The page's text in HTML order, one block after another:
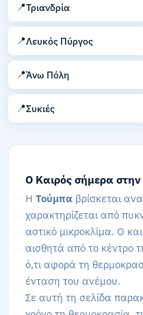
📍Τριανδρία
📍Λευκός Πύργος
📍Άνω Πόλη
📍Συκιές
Ο Καιρός σήμερα
Η Τούμπα βρίσκεται
χαρακτηρίζεται από
αστικό μικροκλίμα. Ο
αισθητά από το κέντρο
ό,τι αφορά τη
ένταση του ανέμου.
Σε αυτή τη σελίδα